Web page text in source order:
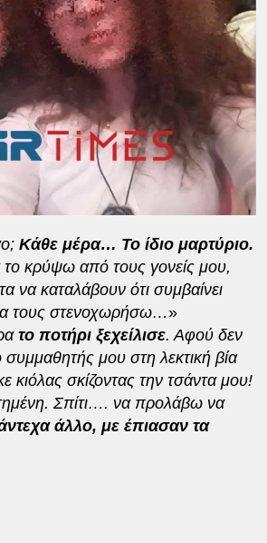
Κάθε μέρα… Το ίδιο μαρτύριο.
κρύψω από τους γονείς μου,
να καταλάβουν ότι συμβαίνει
τους στενοχωρήσω…»
το ποτήρι ξεχείλισε. Αφού δεν
μου στη λεκτική βία
κιόλας σκίζοντας την τσάντα μου!
Σπίτι…. να προλάβω να
άλλο, με έπιασαν τα